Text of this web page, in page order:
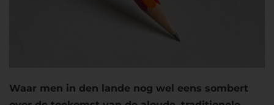
Waar men in den lande nog wel eens sombert